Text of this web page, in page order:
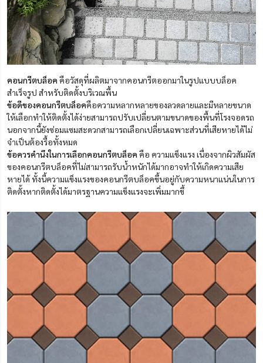
คอนกรีตบล็อค คือวัสดุที่ผลิตมาจากคอนกรีตออกมาในรูปแบบบล็อค
สำเร็จรูป สำหรับติดตั้งบริเวณพื้น
ข้อดีของคอนกรีตบล็อคคือความหลากหลายของลวดลายและมีหลายขนาด
ให้เลือกทำให้ติดตั้งได้ง่ายสามารถปรับเปลี่ยนตามขนาดของพื้นที่โรงจอดรถ
นอกจากนี้ยังซ่อมแซมสะดวกสามารถเลือกเปลี่ยนเฉพาะส่วนที่เสียหายได้ไม่
จำเป็นต้องรื้อทั้งหมด
ข้อควรคำนึงในการเลือกคอนกรีตบล็อค คือ ความแข็งแรง เนื่องจากผิวสัมผัส
ของคอนกรีตบล็อคที่ไม่สามารถรับน้ำหนักได้มากอาจทำให้เกิดความเสีย
หายได้ ทั้งนี้ความแข็งแรงของคอนกรีตบล็อคขึ้นอยู่กับความหนาแน่นในการ
ติดตั้งหากติดตั้งได้มาตรฐานความแข็งแรงจะเพิ่มมากขึ้